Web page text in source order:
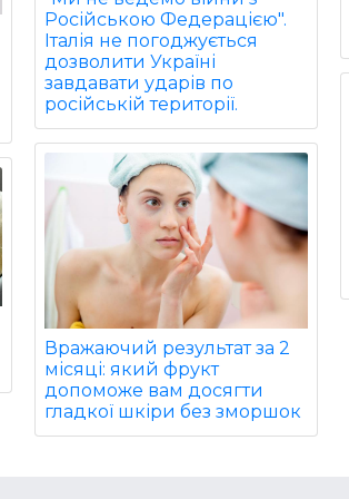
Російською Федерацією".
Італія не погоджується
дозволити Україні
завдавати ударів по
російській території.
Вражаючий результат за 2
місяці: який фрукт
допоможе вам досягти
гладкої шкіри без зморшок